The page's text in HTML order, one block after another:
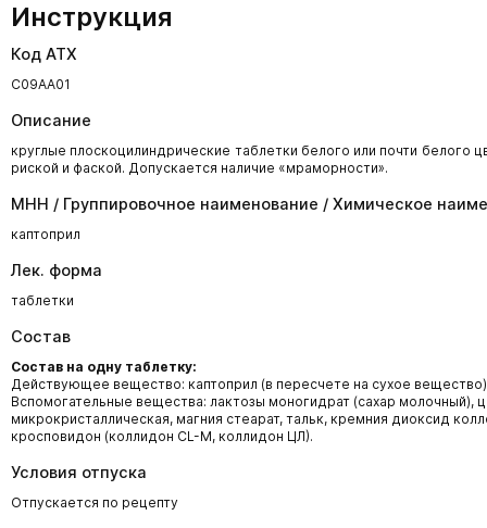
Инструкция
Код АТХ
С09АА01
Описание
круглые плоскоцилиндрические таблетки белого или почти белого
риской и фаской. Допускается наличие «мраморности».
МНН / Группировочное наименование / Химическое
каптоприл
Лек. форма
таблетки
Состав
Состав на одну таблетку:
Действующее вещество: каптоприл (в пересчете на сухое вещество)
Вспомогательные вещества: лактозы моногидрат (сахар молочный),
микрокристаллическая, магния стеарат, тальк, кремния диоксид
кросповидон (коллидон CL-M, коллидон ЦЛ).
Условия отпуска
Отпускается по рецепту